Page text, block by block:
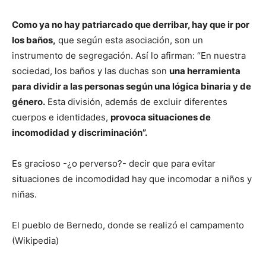
Como ya no hay patriarcado que derribar, hay que ir por
los baños, que según esta asociación, son un
instrumento de segregación. Así lo afirman: “En nuestra
sociedad, los baños y las duchas son una herramienta
para dividir a las personas según una lógica binaria y de
género. Esta división, además de excluir diferentes
cuerpos e identidades, provoca situaciones de
incomodidad y discriminación”.
Es gracioso -¿o perverso?- decir que para evitar
situaciones de incomodidad hay que incomodar a niños y
niñas.
El pueblo de Bernedo, donde se realizó el campamento
(Wikipedia)